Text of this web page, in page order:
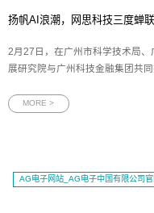
扬帆AI浪潮，网思科技三度蝉
2月27日，在广州市科学技术局
展研究院与广州科技金融集团共
值企业”称号，充分展现其在人工
MORE >
AG电子网站_AG电子中国有限公司官